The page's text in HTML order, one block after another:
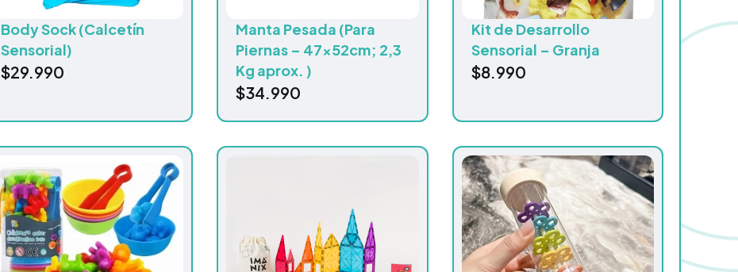
Body Sock (Calcetín
Sensorial)
$29.990
Manta Pesada (Para
Piernas – 47x52cm; 2,3
Kg aprox. )
$34.990
Kit de Desarrollo
Sensorial – Granja
$8.990